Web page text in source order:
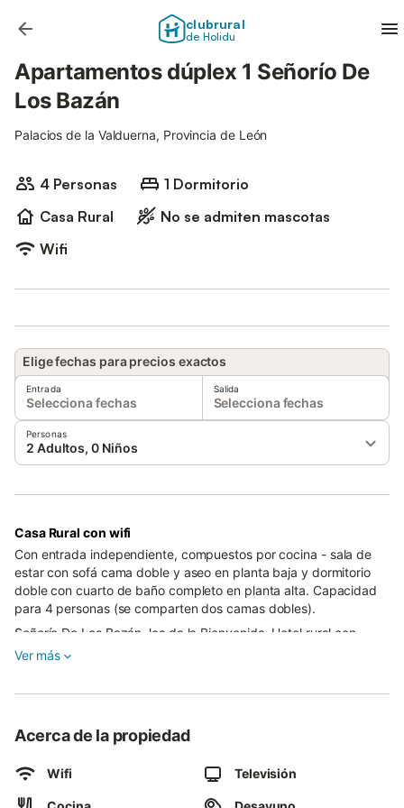
clubrural
de Holidu
Apartamentos dúplex 1 Señorío De
Los Bazán
Palacios de la Valduerna, Provincia de León
4 Personas
1 Dormitorio
Casa Rural
No se admiten mascotas
Wifi
Elige fechas para precios exactos
Entrada
Selecciona fechas
Salida
Selecciona fechas
Personas
2 Adultos, 0 Niños
Casa Rural con wifi
Con entrada independiente, compuestos por cocina - sala de
estar con sofá cama doble y aseo en planta baja y dormitorio
doble con cuarto de baño completo en planta alta. Capacidad
para 4 personas (se comparten dos camas dobles).
Señorío De Los Bazán, les da la Bienvenida. Hotel rural con
encanto, ubicado en Palacios de la Valduerna (León), a 5 Km.
baño completo con secador de pelo y espejo de aumento,
dúplex con entrada independiente, con cuarto de baño y aseo,
cocina y amplia zona de estar con capacidad de hasta 4
Ver más
Acerca de la propiedad
Wifi Televisión